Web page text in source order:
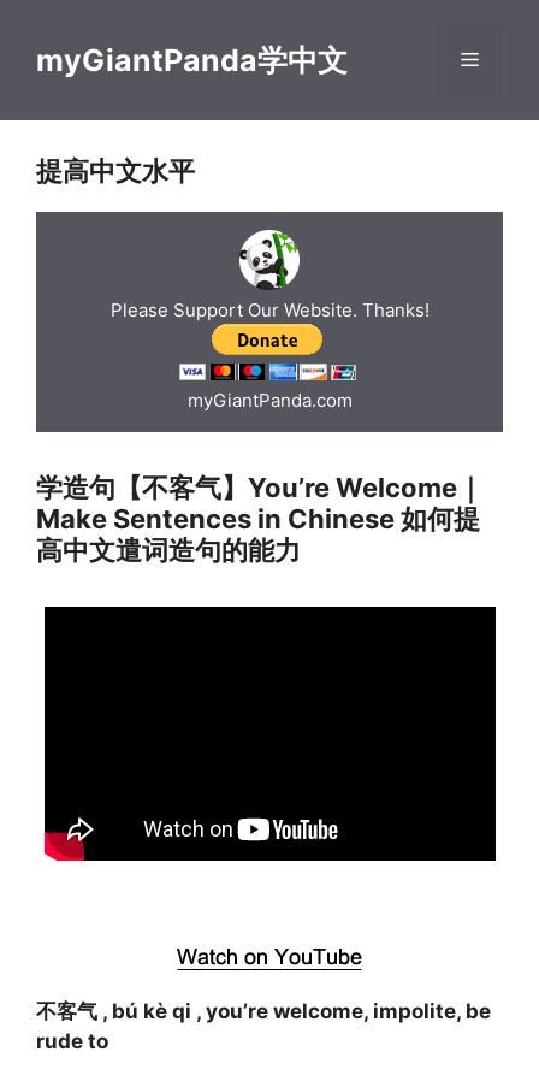
contentmyGiantPanda学中文 Menu
提高中文水平
Please Support Our Website. Thanks!
myGiantPanda.com
学造句【不客气】You’re Welcome｜
Make Sentences in Chinese 如何提
高中文遣词造句的能力
不客气 , bú kè qi , you’re welcome, impolite, be
rude to